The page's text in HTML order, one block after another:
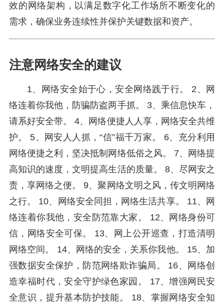
效的网络架构，以满足数字化工作场所不断变化的
需求，确保业务连续性并保护关键数据和资产。
注意网络安全的建议
1、网络安全始于心，安全网络践于行。 2、网
络连着你我他，防骗防盗两手抓。 3、乘信息快车，
请系好安全带。 4、网络便捷人人享，网络安全共维
护。 5、网安人人抓，“信”福千万家。 6、充分利用
网络便捷之利，坚决抵制网络低俗之风。 7、网络提
高知识的速度，文明提高生活的质量。 8、尽网安之
责，享网络之便。 9、聚网络文明之风，传文明网络
之行。 10、网络安全同担，网络生活共享。 11、网
络连着你我他，安全防范靠大家。 12、网络身份可
信，网络安全可保。 13、网上公开巡查，打造清明
网络空间。 14、网络的安全，关系你我他。 15、加
强数据安全保护，防范网络欺诈骗局。 16、网络创
造幸福时代，安全守护绿色家园。 17、增强网民安
全意识，提升基本防护技能。 18、掌握网络安全知